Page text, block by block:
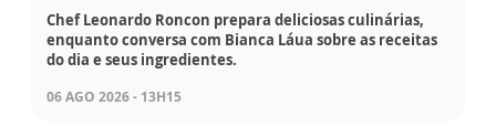
Chef Leonardo Roncon prepara deliciosas culinárias,
enquanto conversa com Bianca Láua sobre as receitas
do dia e seus ingredientes.
06 AGO 2026 - 13H15